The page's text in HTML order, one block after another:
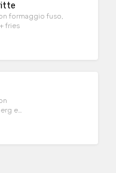
formaggio fuso,
fries
e